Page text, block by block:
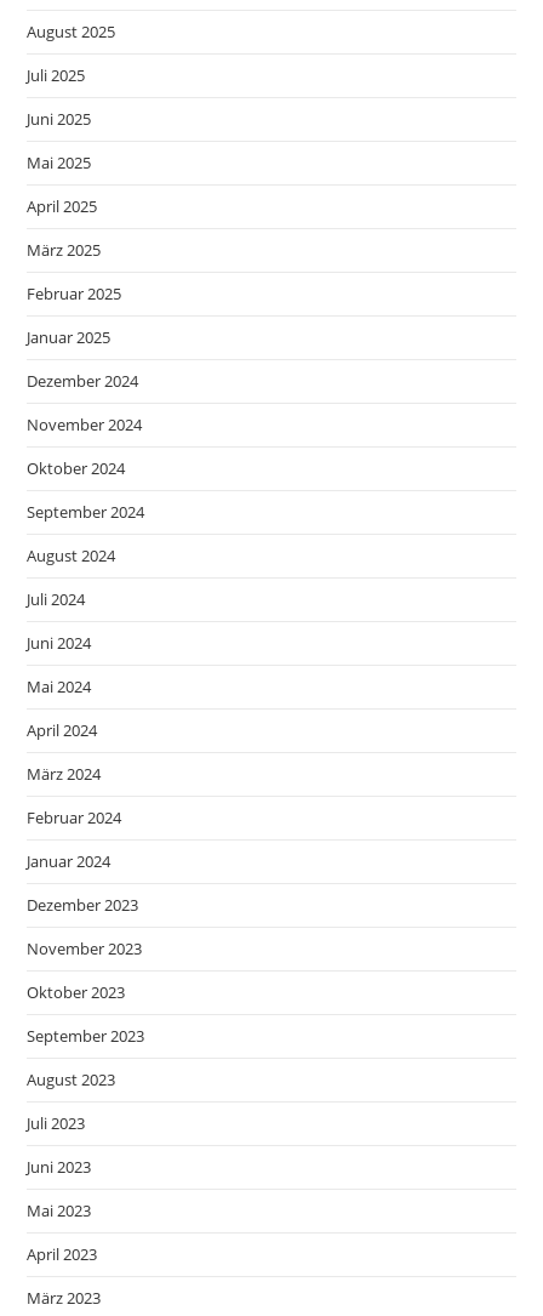
August 2025
Juli 2025
Juni 2025
Mai 2025
April 2025
März 2025
Februar 2025
Januar 2025
Dezember 2024
November 2024
Oktober 2024
September 2024
August 2024
Juli 2024
Juni 2024
Mai 2024
April 2024
März 2024
Februar 2024
Januar 2024
Dezember 2023
November 2023
Oktober 2023
September 2023
August 2023
Juli 2023
Juni 2023
Mai 2023
April 2023
März 2023